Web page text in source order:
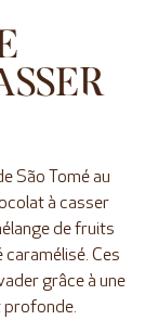
São Tomé au
à casser
de fruits
Ces
grâce à une
profonde.